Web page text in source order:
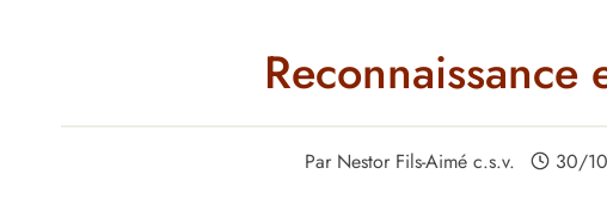
Reconnaissance
Par Nestor Fils-Aimé c.s.v. 30/